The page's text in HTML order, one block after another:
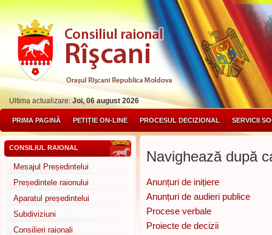
Ultima actualizare:Joi, 06 august 2026
PRIMA PAGINĂ PETIȚIE ON-LINE PROCESUL DECIZIONAL SERVICII
CONSILIUL RAIONAL
Mesajul Președintelui
Președintele raionului
Aparatul președintelui
Subdiviziuni
Consilieri raionali
Navighează după
Anunțuri de inițiere
Anunțuri de audieri publice
Procese verbale
Proiecte de decizii